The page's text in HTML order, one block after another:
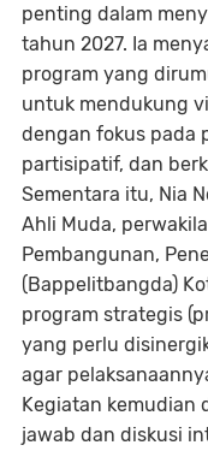
penting dalam
tahun 2027. Ia
program yang
untuk mendukung
dengan fokus pada
partisipatif, dan
Sementara itu, Nia
Ahli Muda,
Pembangunan,
(Bappelitbangda)
program strategis
yang perlu
agar
Kegiatan kemudian
jawab dan diskusi